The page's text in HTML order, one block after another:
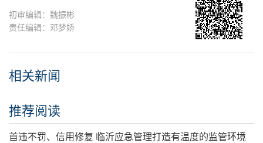
初审编辑：魏振彬
责任编辑：邓梦娇
相关新闻
推荐阅读
首违不罚、信用修复 临沂应急管理打造有温度的监管环境